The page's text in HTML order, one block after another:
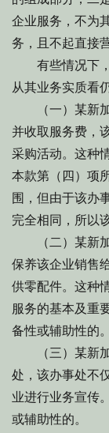
企业服务，不为
务，且不起直接
有些情况下，
从其业务实质看
（一）某新加
并收取服务费，
采购活动。这种
本款第（四）项
围，但由于该办
完全相同，所以
（二）某新加
保养该企业销售
供零配件。这种
服务的基本及重
备性或辅助性的。
（三）某新加
处，该办事处不
业进行业务宣传
或辅助性的。